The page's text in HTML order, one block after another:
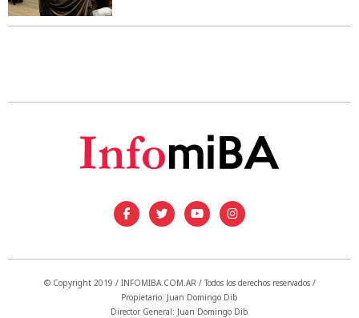
© Copyright 2019 / INFOMIBA.COM.AR / Todos los derechos reservados /
Propietario: Juan Domingo Dib
Director General: Juan Domingo Dib